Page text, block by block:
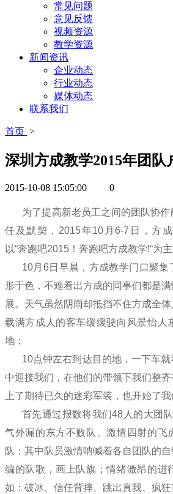
常见问题
意见反馈
视频资源
教学资源
新闻资讯
企业动态
行业动态
媒体动态
联系我们
首页 >
深圳方成教学2015年团队
2015-10-08 15:05:00 0
为了提高新老员工之间的团队协
任及默契，2015年10月6-7日，方
以“奔跑吧2015！奔跑吧方成教学!“为
10月6日早晨，方成教学门口聚
形于色，不难看出方成的同事们都是
展。天气虽然阴雨却抵挡不住方成全
载满方成人的客车缓缓驶向风景怡人
地；
10点钟左右到达目的地，一下车
中迎接我们，在他们的带领下我们整
上了期待已久的迷彩军装，也开始了
首先通过报数将我们48人的大团
气外漏的东方不败队、激情四射的飞
队；其中队员激情呐喊着各自团队的
编的队歌，画上队旗；情绪激昂的进
如：破冰、信任背摔、跳出真我、疯狂